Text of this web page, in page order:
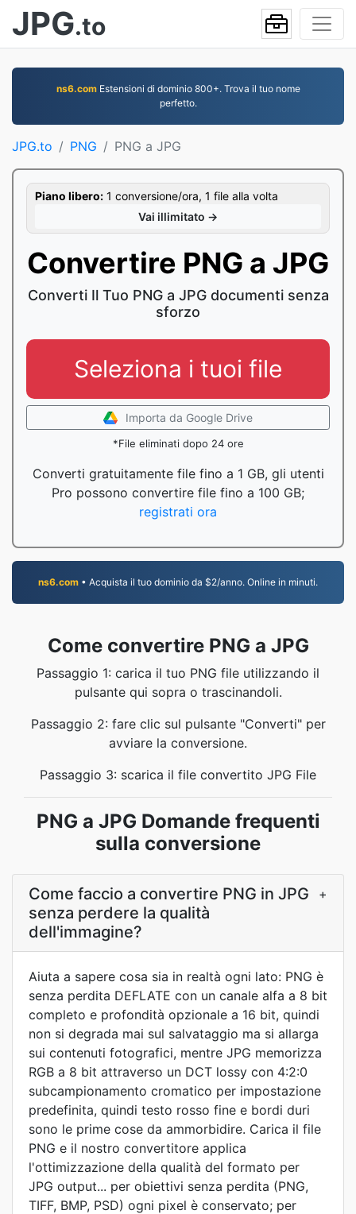
JPG.to
ns6.comEstensioni di dominio 800+. Trova il tuo nome
perfetto.
JPG.to PNG PNG a JPG
Piano libero: 1 conversione/ora, 1 file alla volta
Vai illimitato →
Convertire PNG a JPG
Converti Il Tuo PNG a JPG documenti senza
sforzo
Seleziona i tuoi file
Importa da Google Drive
*File eliminati dopo 24 ore
Converti gratuitamente file fino a 1 GB, gli utenti
Pro possono convertire file fino a 100 GB;
registrati ora
ns6.com • Acquista il tuo dominio da $2/anno. Online in minuti.
Come convertire PNG a JPG
Passaggio 1: carica il tuo PNG file utilizzando il
pulsante qui sopra o trascinandoli.
Passaggio 2: fare clic sul pulsante "Converti" per
avviare la conversione.
Passaggio 3: scarica il file convertito JPG File
PNG a JPG Domande frequenti
sulla conversione
Come faccio a convertire PNG in JPG
senza perdere la qualità
dell'immagine?
+
Aiuta a sapere cosa sia in realtà ogni lato: PNG è
senza perdita DEFLATE con un canale alfa a 8 bit
completo e profondità opzionale a 16 bit, quindi
non si degrada mai sul salvataggio ma si allarga
sui contenuti fotografici, mentre JPG memorizza
RGB a 8 bit attraverso un DCT lossy con 4:2:0
subcampionamento cromatico per impostazione
predefinita, quindi testo rosso fine e bordi duri
sono le prime cose da ammorbidire. Carica il file
PNG e il nostro convertitore applica
l'ottimizzazione della qualità del formato per
JPG output... per obiettivi senza perdita (PNG,
TIFF, BMP, PSD) ogni pixel è conservato; per